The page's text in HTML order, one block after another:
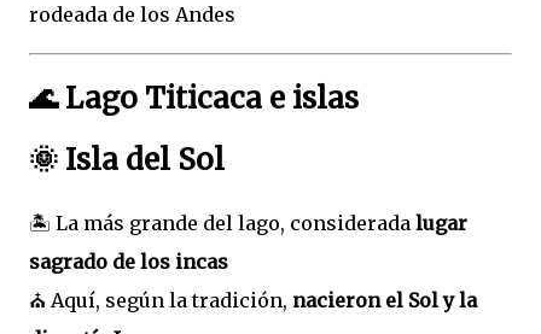
rodeada de los Andes
🌊 Lago Titicaca e islas
🌞 Isla del Sol
🏝️ La más grande del lago, considerada lugar
sagrado de los incas
⛪ Aquí, según la tradición, nacieron el Sol y la